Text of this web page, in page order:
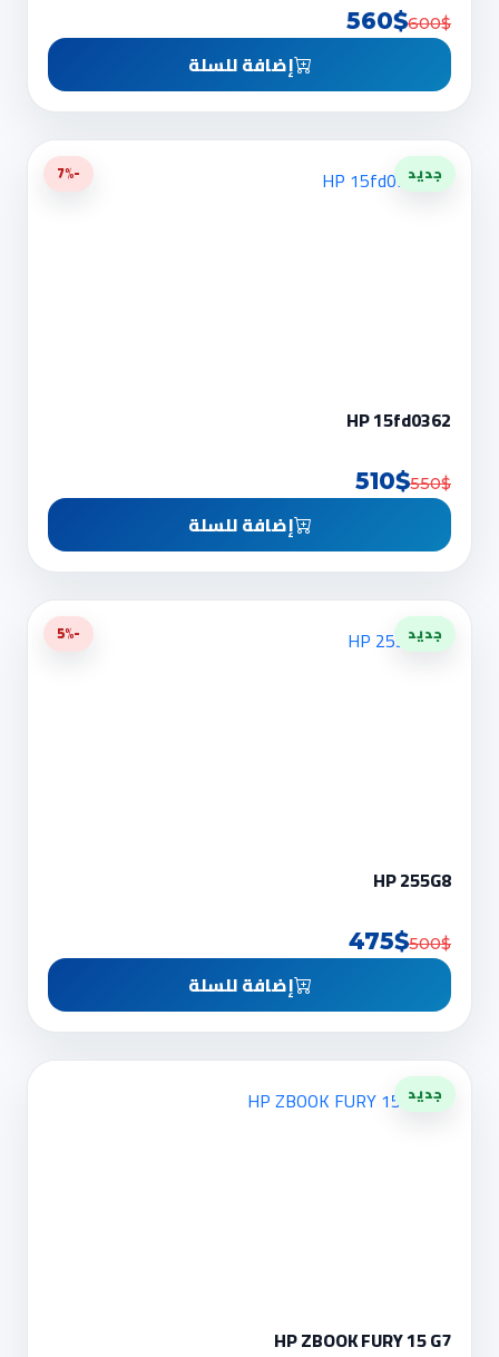
600$
560$
إضافة للسلة
جديد -7%
HP 15fd0362
550$
510$
إضافة للسلة
جديد -5%
HP 255G8
500$
475$
إضافة للسلة
جديد
HP ZBOOK FURY 15 G7